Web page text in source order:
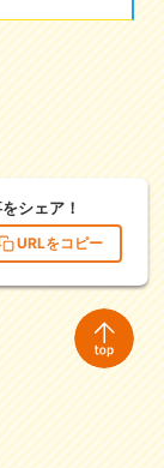
シェア！
URLをコピー